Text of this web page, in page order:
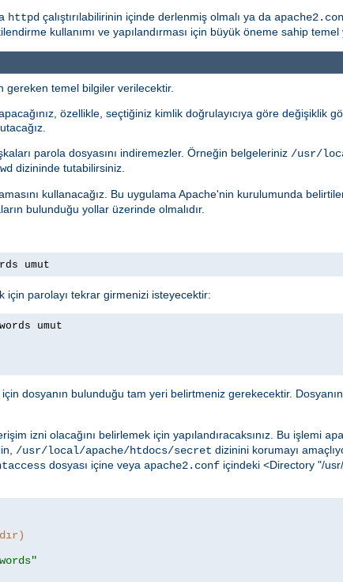
httpd çalıştırılabilirinin içinde derlenmiş olmalı ya da
kullanımı ve yapılandırması için büyük öneme sahip
temel bilgiler verilecektir.
özellikle, seçtiğiniz kimlik doğrulayıcıya göre değişiklik
parola dosyasını indiremezler. Örneğin belgeleriniz /usr/
dizininde tutabilirsiniz.
kullanacağız. Bu uygulama Apache'nin kurulumunda
bulunduğu yollar üzerinde olmalıdır.
umut
için parolayı tekrar girmenizi isteyecektir:
umut
dosyanın bulunduğu tam yeri belirtmeniz gerekecektir.
izni olacağını belirlemek için yapılandıracaksınız. Bu işlemi
/usr/local/apache/htdocs/secret dizinini korumayı
dosyası içine veya apache2.conf içindeki <Directory "/